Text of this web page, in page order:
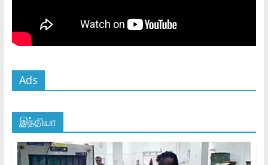
Ads
இந்தியா